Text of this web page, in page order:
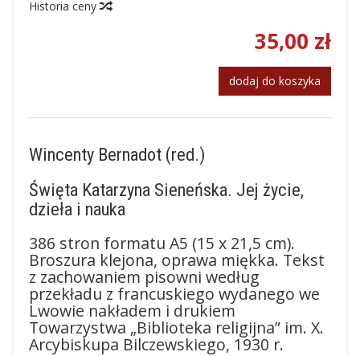
Historia ceny
35,00 zł
dodaj do koszyka
Wincenty Bernadot (red.)
Święta Katarzyna Sieneńska. Jej życie,
dzieła i nauka
386 stron formatu A5 (15 x 21,5 cm).
Broszura klejona, oprawa miękka. Tekst
z zachowaniem pisowni według
przekładu z francuskiego wydanego we
Lwowie nakładem i drukiem
Towarzystwa „Biblioteka religijna” im. X.
Arcybiskupa Bilczewskiego, 1930 r.